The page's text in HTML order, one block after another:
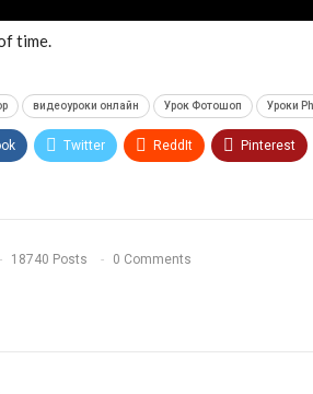
time.
видеоуроки онлайн Урок Фотошоп Уроки
Twitter ReddIt Pinterest
18740 Posts 0 Comments